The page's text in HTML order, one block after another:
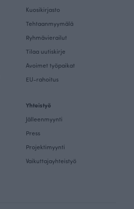
Kuosikirjasto
Tehtaanmyymälä
Ryhmävierailut
Tilaa uutiskirje
Avoimet työpaikat
EU-rahoitus
Yhteistyö
Jälleenmyynti
Press
Projektimyynti
Vaikuttajayhteistyö